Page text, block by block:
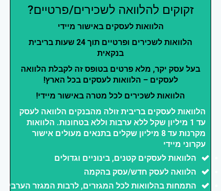
זקוקים להלוואה לשכירים/פרטיים?
הלוואות לעסקים באישור מיידי
הלוואות לשכירים ופרטיים תוך 24 שעות בריבית
בנקאית
בעל עסק יקר, מלא פרטים בטופס זה לקבלת הלוואה
לעסקים – הלוואות לעסקים בכל הארץ!
הלוואות לשכירים לכל מטרה באישור מיידי!
הלוואות לעסקים בריבית זולה מהבנקים הלוואה לעסק
עד 1 מיליון שקל ללא ערבות וללא בטחונות. הלוואות
מקרנות עד 8 מיליון שקלים בתנאים מעולים אישור
עקרוני מיידי
הלוואות לעסקים קטנים, בינוניים וגדולים
הלוואה לעסק חדש/עסק בהקמה
התמחות בהלוואות לכל המגזרים, לרבות המגזר הערבי